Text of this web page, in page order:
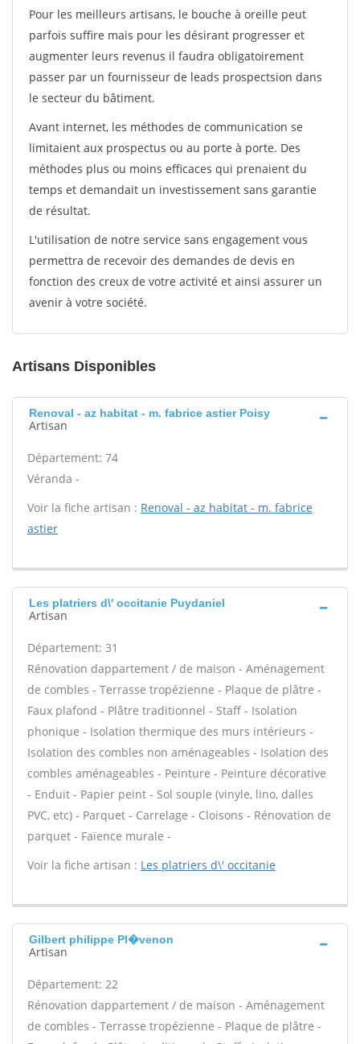
Pour les meilleurs artisans, le bouche à oreille peut
parfois suffire mais pour les désirant progresser et
augmenter leurs revenus il faudra obligatoirement
passer par un fournisseur de leads prospectsion dans
le secteur du bâtiment.
Avant internet, les méthodes de communication se
limitaient aux prospectus ou au porte à porte. Des
méthodes plus ou moins efficaces qui prenaient du
temps et demandait un investissement sans garantie
de résultat.
L'utilisation de notre service sans engagement vous
permettra de recevoir des demandes de devis en
fonction des creux de votre activité et ainsi assurer un
avenir à votre société.
Artisans Disponibles
Renoval - az habitat - m. fabrice astier Poisy
Artisan
Département: 74
Véranda -
Voir la fiche artisan : Renoval - az habitat - m. fabrice
astier
Les platriers d\' occitanie Puydaniel
Artisan
Département: 31
Rénovation dappartement / de maison - Aménagement
de combles - Terrasse tropézienne - Plaque de plâtre -
Faux plafond - Plâtre traditionnel - Staff - Isolation
phonique - Isolation thermique des murs intérieurs -
Isolation des combles non aménageables - Isolation des
combles aménageables - Peinture - Peinture décorative
- Enduit - Papier peint - Sol souple (vinyle, lino, dalles
PVC, etc) - Parquet - Carrelage - Cloisons - Rénovation de
parquet - Faïence murale -
Voir la fiche artisan : Les platriers d\' occitanie
Gilbert philippe Pl�venon
Artisan
Département: 22
Rénovation dappartement / de maison - Aménagement
de combles - Terrasse tropézienne - Plaque de plâtre -